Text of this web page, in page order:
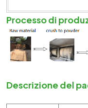
Processo di
Descrizione del